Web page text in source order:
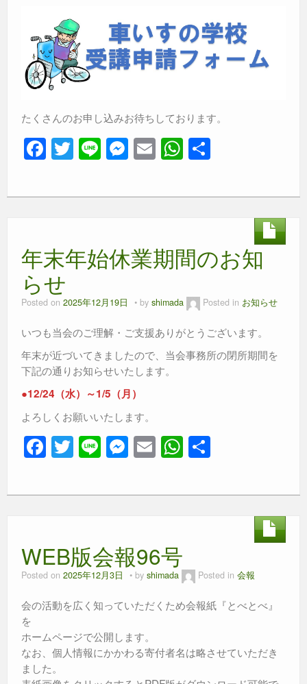
たくさんのお申し込みお待ちしております。
F
a
c
o
o
k
T
wi
tt
Li
n
e
M
e
ss
g
er
E
m
ail
W
h
at
p
p
年末年始休業期間のお知
らせ
Posted on 2025年12月19日 by shimada Posted in お知らせ
いつも当会のご理解・ご支援ありがとうございます。
年末が近づいてきましたので、当会事務所の閉所期間を
下記の通りお知らせいたします。
●12/24（水）～1/5（月）
よろしくお願いいたします。
F
a
c
o
o
k
T
wi
tt
Li
n
e
M
e
ss
g
er
E
m
ail
W
h
at
p
WEB版会報96号
Posted on 2025年12月3日 by shimada Posted in 会報
会の活動を広く知っていただくため会報紙『とべとべ』
を
ホームページで公開します。
なお、個人情報にかかわる寄付者名は略させていただき
ました。